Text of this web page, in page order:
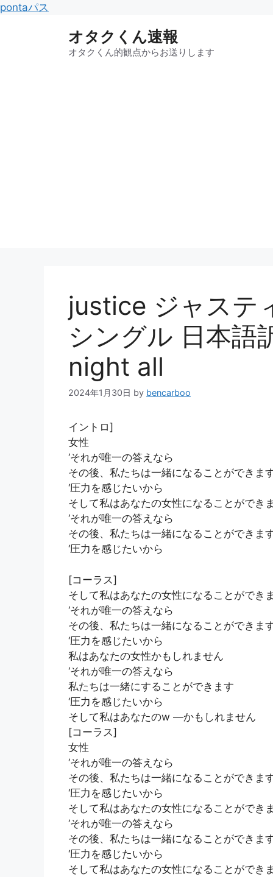
pontaパス
オタクくん速報
オタクくん的観点からお送りします
justice ジャステ
シングル 日本語
night all
2024年1月30日 by bencarboo
イントロ]
女性
‘それが唯一の答えなら
その後、私たちは一緒になることができま
‘圧力を感じたいから
そして私はあなたの女性になることができ
‘それが唯一の答えなら
その後、私たちは一緒になることができま
‘圧力を感じたいから
[コーラス]
そして私はあなたの女性になることができ
‘それが唯一の答えなら
その後、私たちは一緒になることができま
‘圧力を感じたいから
私はあなたの女性かもしれません
‘それが唯一の答えなら
私たちは一緒にすることができます
‘圧力を感じたいから
そして私はあなたのw —かもしれません
[コーラス]
女性
‘それが唯一の答えなら
その後、私たちは一緒になることができま
‘圧力を感じたいから
そして私はあなたの女性になることができ
‘それが唯一の答えなら
その後、私たちは一緒になることができま
‘圧力を感じたいから
そして私はあなたの女性になることができ